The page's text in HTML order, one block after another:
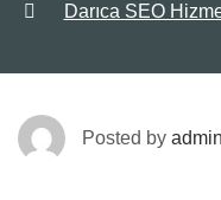
Darıca SEO
Posted by admin